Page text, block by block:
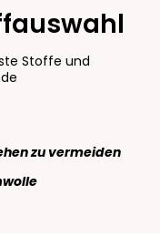
Stoffe und
zu vermeiden